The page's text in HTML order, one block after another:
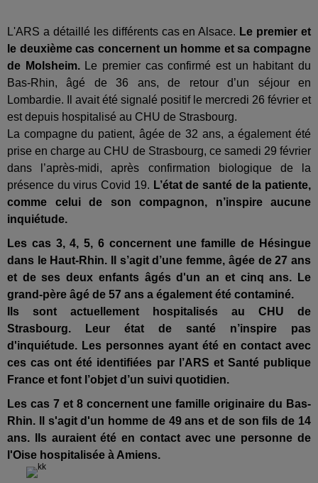
L'ARS a détaillé les différents cas en Alsace. Le premier et
le deuxième cas concernent un homme et sa compagne
de Molsheim. Le premier cas confirmé est un habitant du
Bas-Rhin, âgé de 36 ans, de retour d’un séjour en
Lombardie. Il avait été signalé positif le mercredi 26 février et
est depuis hospitalisé au CHU de Strasbourg.
La compagne du patient, âgée de 32 ans, a également été
prise en charge au CHU de Strasbourg, ce samedi 29 février
dans l’après-midi, après confirmation biologique de la
présence du virus Covid 19. L’état de santé de la patiente,
comme celui de son compagnon, n’inspire aucune
inquiétude.
Les cas 3, 4, 5, 6 concernent une famille de Hésingue
dans le Haut-Rhin. Il s’agit d’une femme, âgée de 27 ans
et de ses deux enfants âgés d'un an et cinq ans. Le
grand-père âgé de 57 ans a également été contaminé.
Ils sont actuellement hospitalisés au CHU de
Strasbourg. Leur état de santé n’inspire pas
d'inquiétude. Les personnes ayant été en contact avec
ces cas ont été identifiées par l’ARS et Santé publique
France et font l’objet d’un suivi quotidien.
Les cas 7 et 8 concernent une famille originaire du Bas-
Rhin. Il s'agit d'un homme de 49 ans et de son fils de 14
ans. Ils auraient été en contact avec une personne de
l'Oise hospitalisée à Amiens.